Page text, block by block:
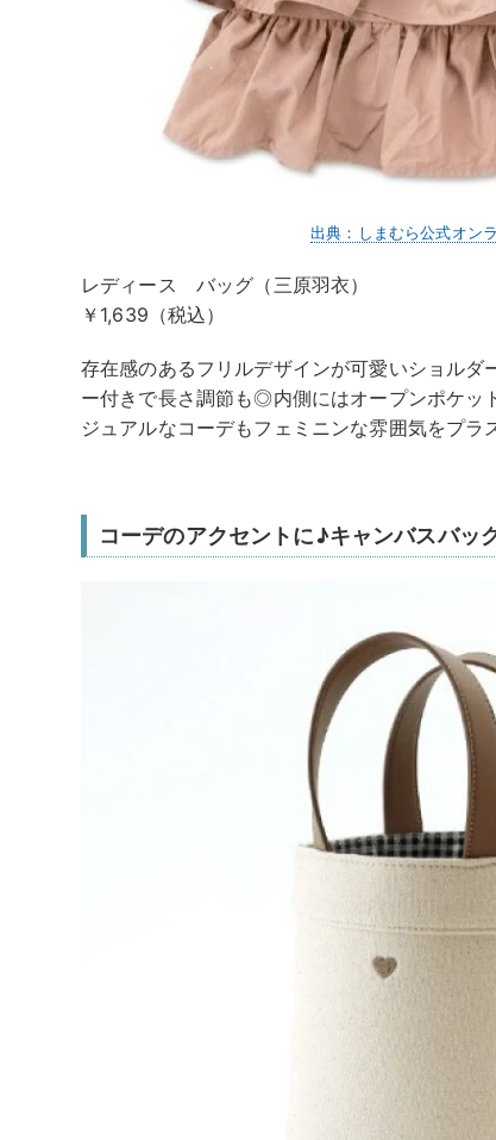
出典：しまむら公式オン
レディース バッグ（三原羽衣）
￥1,639（税込）
存在感のあるフリルデザインが可愛いショルダ
ー付きで長さ調節も◎内側にはオープンポケッ
ジュアルなコーデもフェミニンな雰囲気をプラ
コーデのアクセントに♪キャンバスバッ